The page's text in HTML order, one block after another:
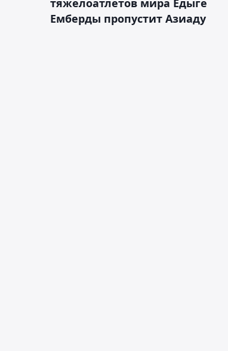
тяжелоатлетов мира Едыге
Емберды пропустит Азиаду